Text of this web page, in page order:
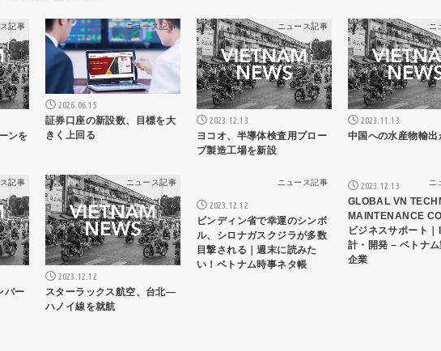
記事
ンを
ニュース記事
2026.06.15
証券口座の新設数、目標を大
きく上回る
ニュース記事
2023.12.13
ヨコオ、半導体検査用プロー
ブ製造工場を新設
ニ
2023.11.13
中国への水産物輸出
記事
バー
ニュース記事
2023.12.12
スターラックス航空、台北―
ハノイ線を就航
ニュース記事
2023.12.12
ビンディン省で幸運のシンボ
ル、シロナガスクジラが多数
目撃される｜週末に読みた
い！ベトナム時事ネタ帳
ニ
2023.12.13
GLOBAL VN
MAINTENANCE
ビジネスサポート｜
計・開発 – ベトナ
企業